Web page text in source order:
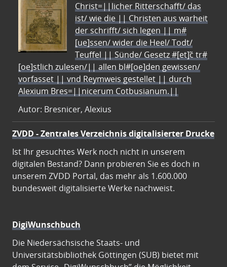
Christ=||licher Ritterschafft/ das
ist/ wie die || Christen aus warheit
der schrifft/ sich legen || m#
[ue]ssen/ wider die Heel/ Todt/
Teuffel || Sünde/ Gesetz #[et]c̃ tr#
[oe]stlich zulesen/|| allen bl#[oe]den gewissen/
vorfasset || vnd Reymweis gestellet || durch
Alexium Bres=||nicerum Cotbusianum.||
Autor: Bresnicer, Alexius
ZVDD - Zentrales Verzeichnis digitalisierter Drucke
Ist Ihr gesuchtes Werk noch nicht in unserem
digitalen Bestand? Dann probieren Sie es doch in
unserem ZVDD Portal, das mehr als 1.600.000
bundesweit digitalisierte Werke nachweist.
DigiWunschbuch
Die Niedersächsische Staats- und
Universitätsbibliothek Göttingen (SUB) bietet mit